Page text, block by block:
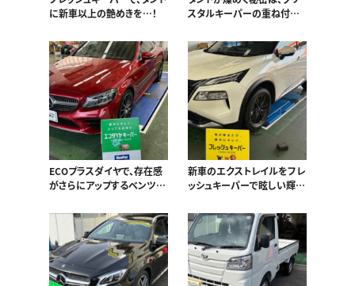
に新車以上の艶めきを…！
スタルキーパーの重ね付け
ECOプラスダイヤで、存在感
がさらにアップするベンツ
新車のエクストレイルをフレ
ッシュキーパーで眩しい輝き